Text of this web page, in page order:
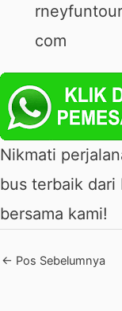
com
Nikmati
bus terbaik dari
bersama kami!
← Pos Sebelumnya